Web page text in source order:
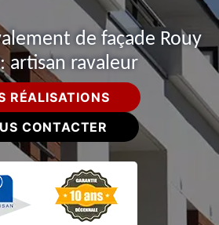
de façade Rouy
artisan ravaleur
RÉALISATIONS
CONTACTER